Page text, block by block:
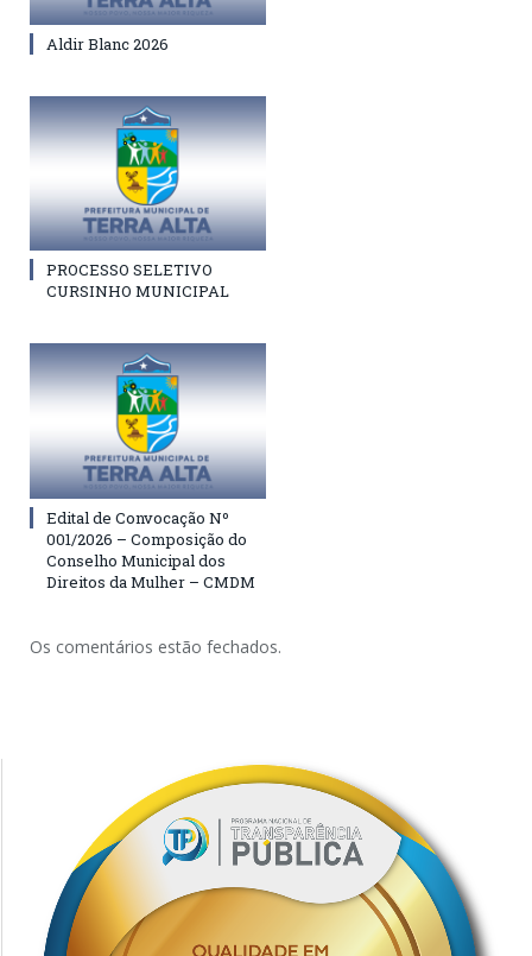
Aldir Blanc 2026
PROCESSO SELETIVO
CURSINHO MUNICIPAL
Edital de Convocação Nº
001/2026 – Composição do
Conselho Municipal dos
Direitos da Mulher – CMDM
Os comentários estão fechados.